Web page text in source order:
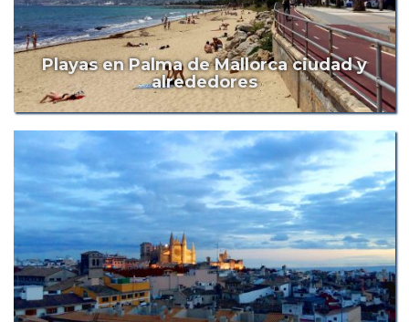
Playas en Palma de Mallorca ciudad y
alrededores